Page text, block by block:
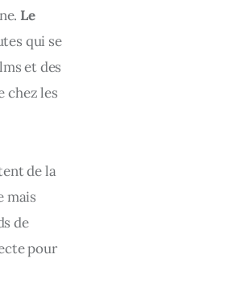
Le
qui se
et des
chez les
de la
mais
de
pour